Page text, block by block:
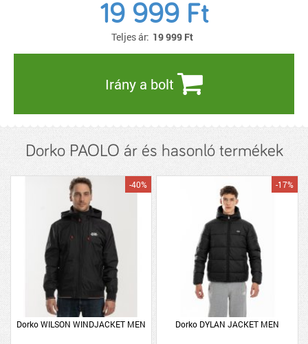
19 999 Ft
Teljes ár: 19 999 Ft
Irány a bolt
Dorko PAOLO ár és hasonló termékek
Dorko WILSON WINDJACKET MEN
-40%
Dorko DYLAN JACKET MEN
-17%